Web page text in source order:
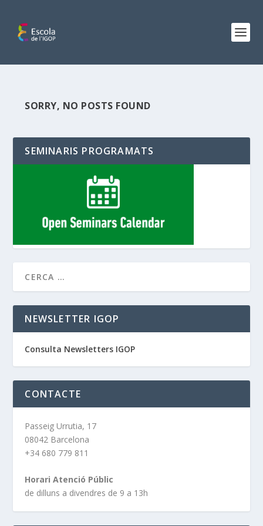
SORRY, NO POSTS FOUND
SEMINARIS PROGRAMATS
NEWSLETTER IGOP
Consulta Newsletters IGOP
CONTACTE
Passeig Urrutia, 17
08042 Barcelona
+34 680 779 811
Horari Atenció Públic
de dilluns a divendres de 9 a 13h